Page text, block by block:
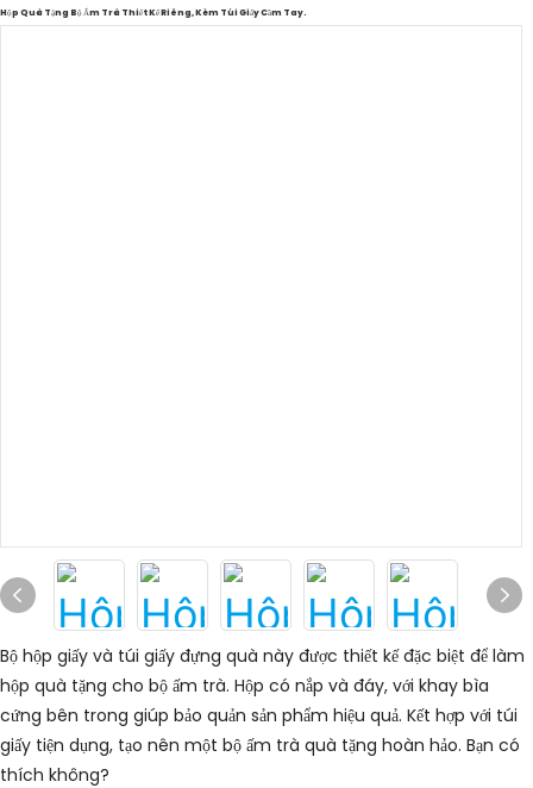
Hộp Quà Tặng Bộ Ấm Trà Thiết Kế Riêng, Kèm Túi Giấy Cầm Tay.
Bộ hộp giấy và túi giấy đựng quà này được thiết kế đặc biệt để làm
hộp quà tặng cho bộ ấm trà. Hộp có nắp và đáy, với khay bìa
cứng bên trong giúp bảo quản sản phẩm hiệu quả. Kết hợp với túi
giấy tiện dụng, tạo nên một bộ ấm trà quà tặng hoàn hảo. Bạn có
thích không?